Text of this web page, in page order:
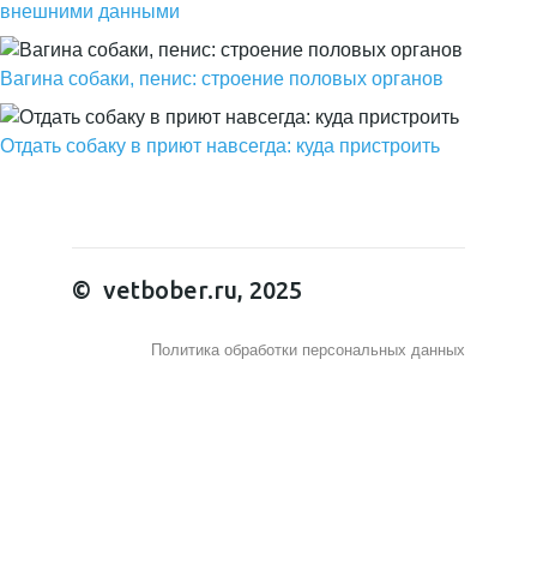
внешними данными
Вагина собаки, пенис: строение половых органов
Отдать собаку в приют навсегда: куда пристроить
© vetbober.ru, 2025
Политика обработки персональных данных